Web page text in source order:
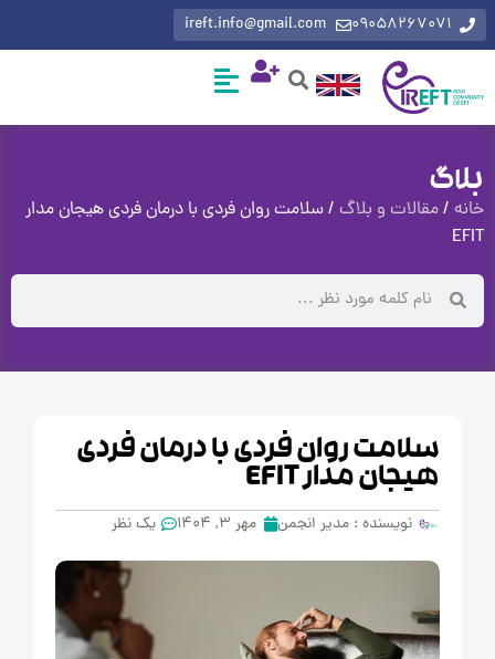
ireft.info@gmail.com
مقالات و بلاگ / سلامت روان فردی با درمان فردی هیجان مدار
سلامت روان فردی با درمان فردی
هیجان مدار EFIT
نویسنده :مدیر انجمن مهر 3, 1404 یک نظر